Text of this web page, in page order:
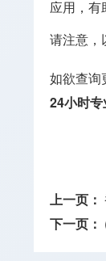
应用，有
请注意，
如欲查询
24小时专
上一页：
下一页：